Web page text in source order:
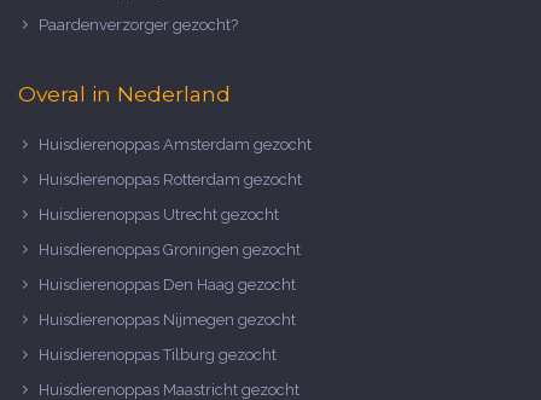
Paardenverzorger gezocht?
Overal in Nederland
Huisdierenoppas Amsterdam gezocht
Huisdierenoppas Rotterdam gezocht
Huisdierenoppas Utrecht gezocht
Huisdierenoppas Groningen gezocht
Huisdierenoppas Den Haag gezocht
Huisdierenoppas Nijmegen gezocht
Huisdierenoppas Tilburg gezocht
Huisdierenoppas Maastricht gezocht